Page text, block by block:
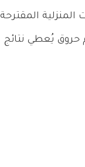
المقترحة
حروق يُعطي نتائج